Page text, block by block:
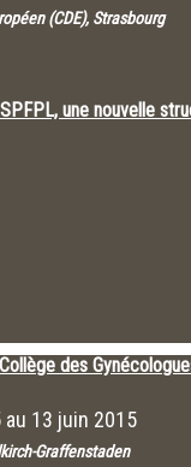
(CDE), Strasbourg
une nouvelle
des
au 13 juin 2015
Graffenstaden